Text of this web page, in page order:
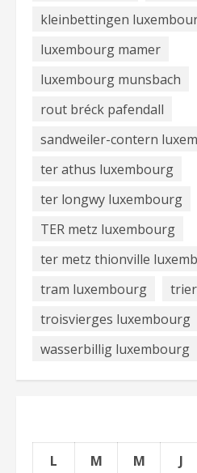
kleinbettingen
luxembourg mamer
luxembourg munsbach
rout bréck pafendall
sandweiler-contern
ter athus luxembourg
ter longwy luxembourg
TER metz luxembourg
ter metz thionville
tram luxembourg
troisvierges luxembourg
wasserbillig luxembourg
L M M J